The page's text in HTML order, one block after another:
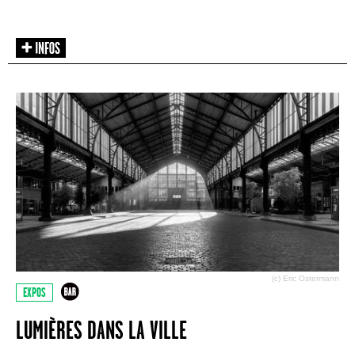
(c) Eric Ostermann
EXPOS
LUMIÈRES DANS LA VILLE